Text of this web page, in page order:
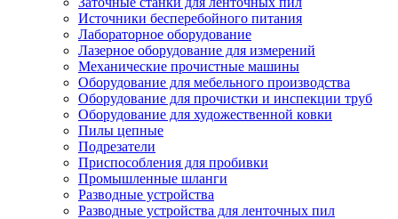
Источники бесперебойного питания
Лабораторное оборудование
Лазерное оборудование для измерений
Механические прочистные машины
Оборудование для мебельного производства
Оборудование для прочистки и инспекции труб
Оборудование для художественной ковки
Пилы цепные
Подрезатели
Приспособления для пробивки
Промышленные шланги
Разводные устройства
Разводные устройства для ленточных пил